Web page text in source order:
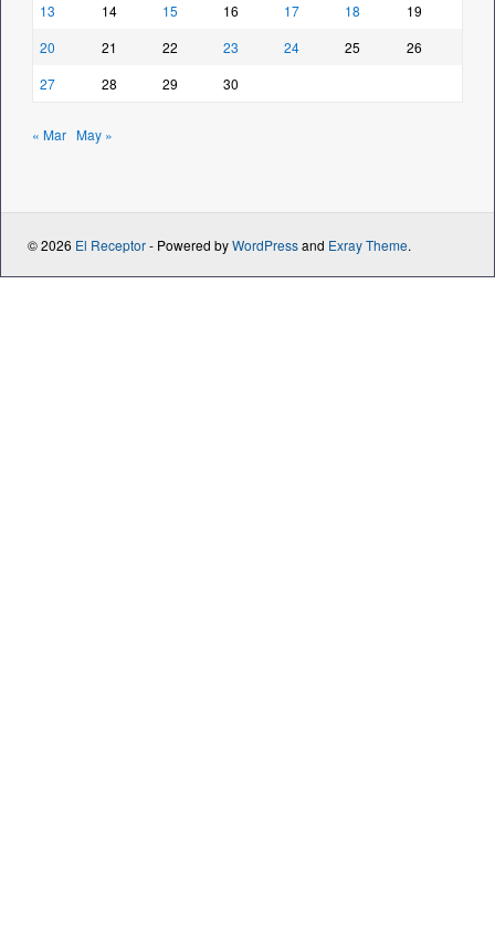
13
14 15 16 17 18
19
20
21 22 23 24 25
26
27
28 29 30
« Mar May »
© 2026 El Receptor- Powered byWordPressand Exray Theme.